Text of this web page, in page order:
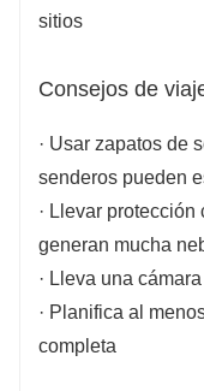
sitios
Consejos de
· Usar zapatos de
senderos pueden
· Llevar
generan mucha
· Lleva una
· Planifica al
completa